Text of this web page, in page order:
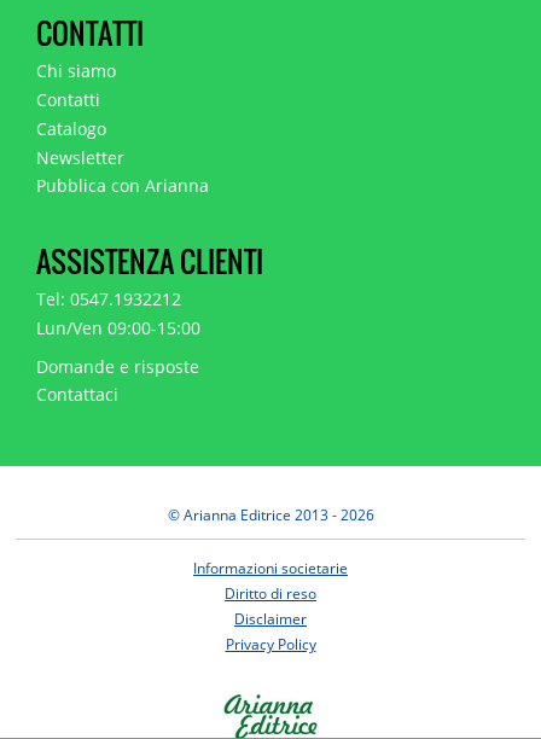
CONTATTI
Chi siamo
Contatti
Catalogo
Newsletter
Pubblica con Arianna
ASSISTENZA CLIENTI
Tel: 0547.1932212
Lun/Ven 09:00-15:00
Domande e risposte
Contattaci
© Arianna Editrice 2013 - 2026
Informazioni societarie
Diritto di reso
Disclaimer
Privacy Policy